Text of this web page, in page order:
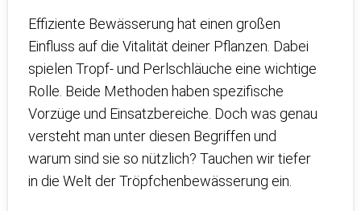
Effiziente Bewässerung hat einen großen
Einfluss auf die Vitalität deiner Pflanzen. Dabei
spielen Tropf- und Perlschläuche eine wichtige
Rolle. Beide Methoden haben spezifische
Vorzüge und Einsatzbereiche. Doch was genau
versteht man unter diesen Begriffen und
warum sind sie so nützlich? Tauchen wir tiefer
in die Welt der Tröpfchenbewässerung ein.